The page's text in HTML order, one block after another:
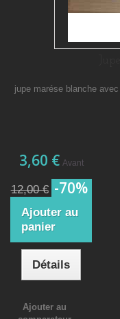
jupe marése blanche
3,60 € Avant
12,00 € -70%
Ajouter au
panier
Détails
Ajouter au